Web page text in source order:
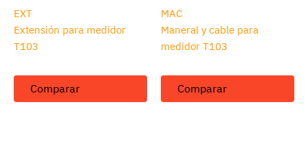
EXT
Extensión para medidor
T103
Comparar
MAC
Maneral y cable para
medidor T103
Comparar